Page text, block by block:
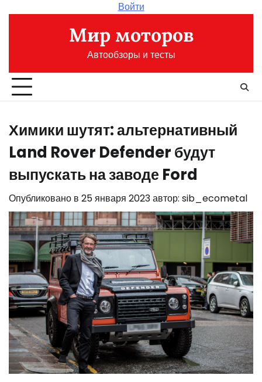
Войти
Мир моторов
Автообзоры и тесты
Химики шутят: альтернативный
Land Rover Defender будут
выпускать на заводе Ford
Опубликовано в 25 января 2023автор: sib_ecometal